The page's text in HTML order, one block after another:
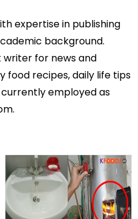
expertise in publishing
background.
writer for news and
food recipes, daily life tips
employed as